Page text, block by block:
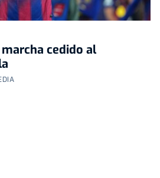
cedido al